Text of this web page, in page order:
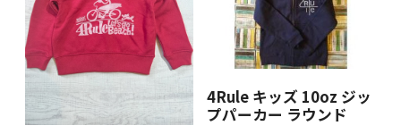
4Rule キッズ 10oz ジッ
プパーカー ラウンド